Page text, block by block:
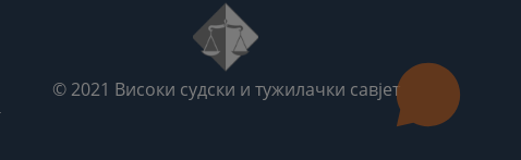
© 2021 Високи судски и тужилачки савјет